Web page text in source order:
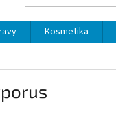
Kosmetika